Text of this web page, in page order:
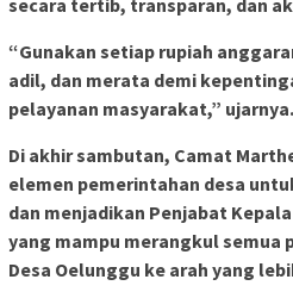
“Gunakan setiap rupiah
adil, dan merata demi
pelayanan masyarakat,” ujarnya.
Di akhir sambutan, Camat
elemen pemerintahan desa
dan menjadikan Penjabat
yang mampu merangkul semua
Desa Oelunggu ke arah yang